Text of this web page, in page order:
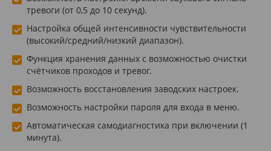
тревоги (от 0,5 до 10 секунд).
Настройка общей интенсивности чувствительности
(высокий/средний/низкий диапазон).
Функция хранения данных с возможностью очистки
счётчиков проходов и тревог.
Возможность восстановления заводских настроек.
Возможность настройки пароля для входа в меню.
Автоматическая самодиагностика при включении (1
минута).